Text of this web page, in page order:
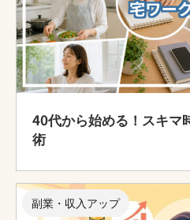
40代から始める！スキマ
術
副業・収入アップ